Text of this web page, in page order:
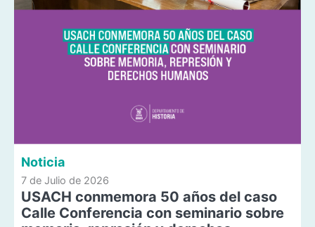
Noticia
7 de Julio de 2026
USACH conmemora 50 años del caso
Calle Conferencia con seminario sobre